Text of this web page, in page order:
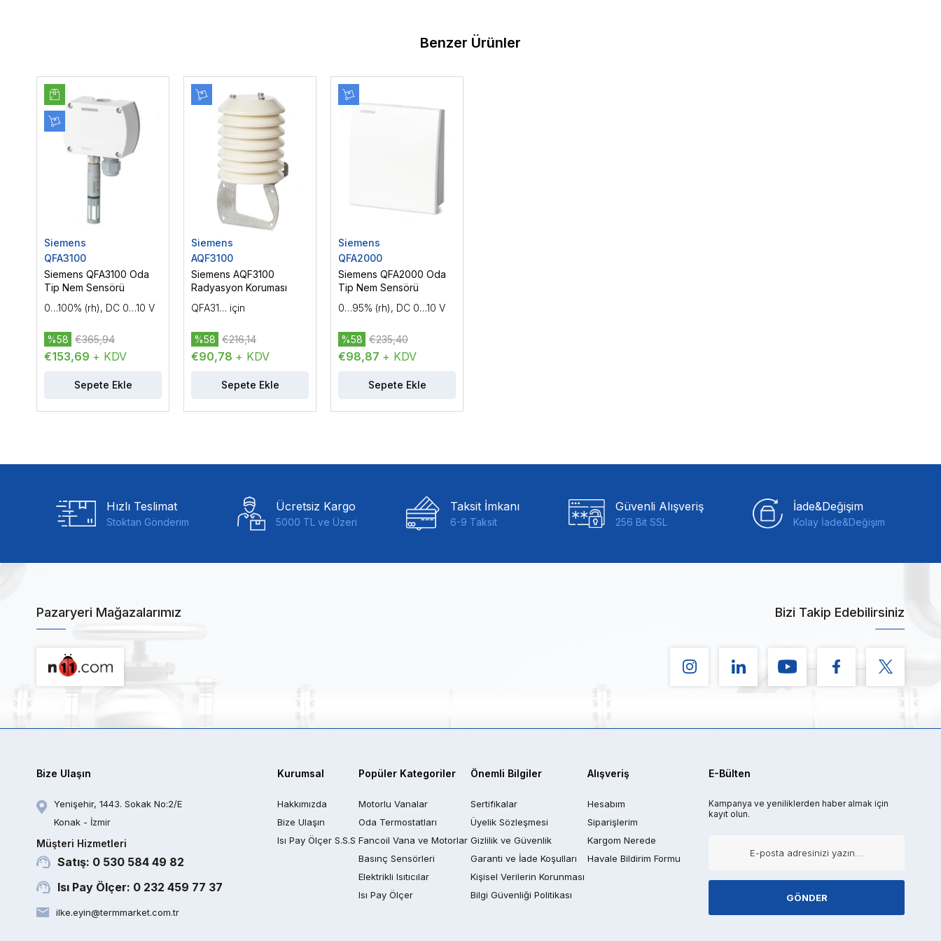
Benzer Ürünler
Siemens
QFA3100
Siemens QFA3100 Oda
Tip Nem Sensörü
0…100% (rh), DC 0…10 V
€153,69 + KDV
%58 €365,94
Sepete Ekle
Siemens
AQF3100
Siemens AQF3100
Radyasyon Koruması
QFA31… için
€90,78 + KDV
%58 €216,14
Sepete Ekle
Siemens
QFA2000
Siemens QFA2000 Oda
Tip Nem Sensörü
0…95% (rh), DC 0…10 V
€98,87 + KDV
%58 €235,40
Sepete Ekle
Hızlı Teslimat
Stoktan Gönderim
Ücretsiz Kargo
5000 TL ve Üzeri
Taksit İmkanı
6-9 Taksit
Güvenli Alışveriş
256 Bit SSL
İade&Değişim
Kolay İade&Değişim
Pazaryeri Mağazalarımız Bizi Takip Edebilirsiniz
Bize Ulaşın
Yenişehir, 1443. Sokak No:2/E
Konak - İzmir
Müşteri Hizmetleri
Satış: 0 530 584 49 82
Isı Pay Ölçer: 0 232 459 77 37
ilke.eyin@termmarket.com.tr
Kurumsal
Hakkımızda
Bize Ulaşın
Isı Pay Ölçer S.S.S
Popüler Kategoriler
Motorlu Vanalar
Oda Termostatları
Fancoil Vana ve Motorlar
Basınç Sensörleri
Elektrikli Isıtıcılar
Isı Pay Ölçer
Önemli Bilgiler
Sertifikalar
Üyelik Sözleşmesi
Gizlilik ve Güvenlik
Garanti ve İade Koşulları
Kişisel Verilerin Korunması
Bilgi Güvenliği Politikası
Alışveriş
Hesabım
Siparişlerim
Kargom Nerede
Havale Bildirim Formu
E-Bülten
Kampanya ve yeniliklerden haber almak için
kayıt olun.
GÖNDER